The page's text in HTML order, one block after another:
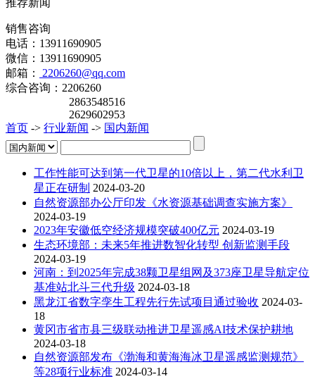
推荐新闻
销售咨询
电话：13911690905
微信：13911690905
邮箱：
2206260@qq.com
综合咨询：2206260
2863548516
2629602953
首页 -> 行业新闻 -> 国内新闻
工作性能可达到第一代卫星的10倍以上，第二代水利卫
星正在研制 2024-03-20
自然资源部办公厅印发《水资源基础调查实施方案》
2024-03-19
2023年安徽低空经济规模突破400亿元 2024-03-19
生态环境部：未来5年推进数智化转型 创新监测手段
2024-03-19
河南：到2025年完成38颗卫星组网及373座卫星导航定位
基准站北斗三代升级 2024-03-18
黑龙江省数字孪生工程先行先试项目通过验收 2024-03-
18
黄冈市省市县三级联动推进卫星遥感AI技术保护耕地
2024-03-18
自然资源部发布《渤海和黄海海冰卫星遥感监测规范》
等28项行业标准 2024-03-14